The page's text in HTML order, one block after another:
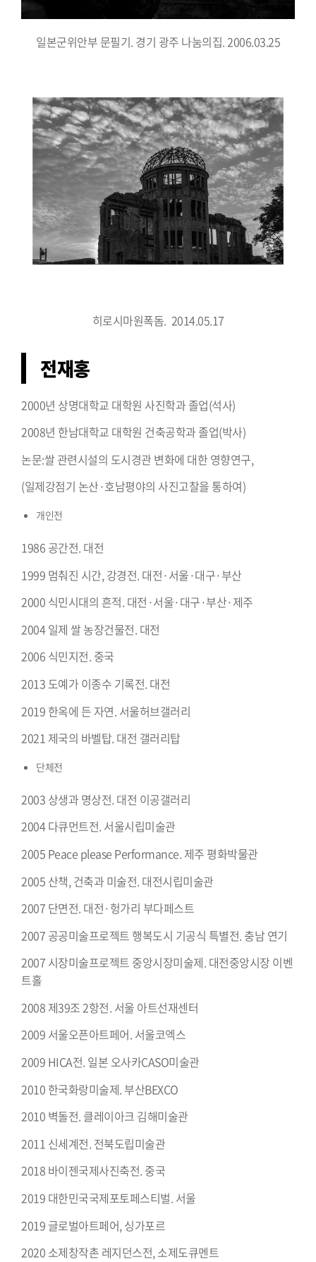
일본군위안부 문필기. 경기 광주 나눔의집. 2006.03.25
히로시마원폭돔. 2014.05.17
전재홍
2000년 상명대학교 대학원 사진학과 졸업(석사)
2008년 한남대학교 대학원 건축공학과 졸업(박사)
논문:쌀 관련시설의 도시경관 변화에 대한 영향연구,
(일제강점기 논산·호남평야의 사진고찰을 통하여)
개인전
1986 공간전. 대전
1999 멈춰진 시간, 강경전. 대전·서울·대구·부산
2000 식민시대의 흔적. 대전·서울·대구·부산·제주
2004 일제 쌀 농장건물전. 대전
2006 식민지전. 중국
2013 도예가 이종수 기록전. 대전
2019 한옥에 든 자연. 서울허브갤러리
2021 제국의 바벨탑. 대전 갤러리탑
단체전
2003 상생과 명상전. 대전 이공갤러리
2004 다큐먼트전. 서울시립미술관
2005 Peace please Performance. 제주 평화박물관
2005 산책, 건축과 미술전. 대전시립미술관
2007 단면전. 대전·헝가리 부다페스트
2007 공공미술프로젝트 행복도시 기공식 특별전. 충남 연기
2007 시장미술프로젝트 중앙시장미술제. 대전중앙시장 이벤
트홀
2008 제39조 2항전. 서울 아트선재센터
2009 서울오픈아트페어. 서울코엑스
2009 HICA전. 일본 오사카CASO미술관
2010 한국화랑미술제. 부산BEXCO
2010 벽돌전. 클레이아크 김해미술관
2011 신세계전. 전북도립미술관
2018 바이젠국제사진축전. 중국
2019 대한민국국제포토페스티벌. 서울
2019 글로벌아트페어, 싱가포르
2020 소제창작촌 레지던스전, 소제도큐멘트